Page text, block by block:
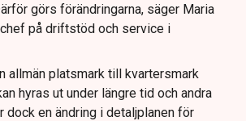
görs förändringarna, säger Maria
på driftstöd och service i
allmän platsmark till kvartersmark
hyras ut under längre tid och andra
dock en ändring i detaljplanen för